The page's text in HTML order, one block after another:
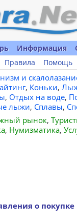
Информация
Правила Помощь
и
, Коньки,
, Отдых на воде,
лыжи, Сплавы,
рынок,
, Нумизматика,
о